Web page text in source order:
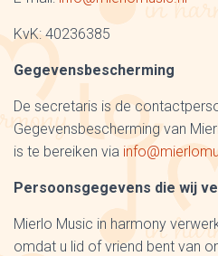
KvK: 40236385
Gegevensbescherming
De secretaris is de
Gegevensbescherming van
is te bereiken via
Persoonsgegevens die wij
Mierlo Music in harmony
omdat u lid of vriend bent van